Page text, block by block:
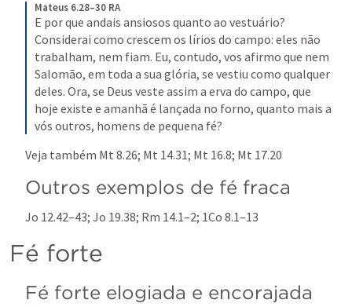
Mateus 6.28–30 RA
E por que andais ansiosos quanto ao vestuário?
Considerai como crescem os lírios do campo: eles não
trabalham, nem fiam. Eu, contudo, vos afirmo que nem
Salomão, em toda a sua glória, se vestiu como qualquer
deles. Ora, se Deus veste assim a erva do campo, que
hoje existe e amanhã é lançada no forno, quanto mais a
vós outros, homens de pequena fé?
Veja também Mt 8.26; Mt 14.31; Mt 16.8; Mt 17.20
Outros exemplos de fé fraca
Jo 12.42–43; Jo 19.38; Rm 14.1–2; 1Co 8.1–13
Fé forte
Fé forte elogiada e encorajada